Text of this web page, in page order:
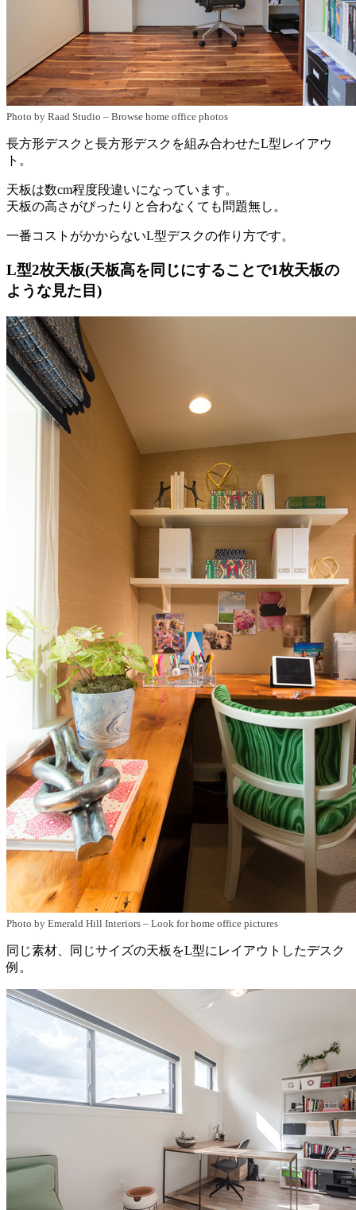
Photo by Raad Studio – Browse home office photos
長方形デスクと長方形デスクを組み合わせたL型レイアウ
ト。
天板は数cm程度段違いになっています。
天板の高さがぴったりと合わなくても問題無し。
一番コストがかからないL型デスクの作り方です。
L型2枚天板(天板高を同じにすることで1枚天板の
ような見た目)
Photo by Emerald Hill Interiors – Look for home office pictures
同じ素材、同じサイズの天板をL型にレイアウトしたデスク
例。